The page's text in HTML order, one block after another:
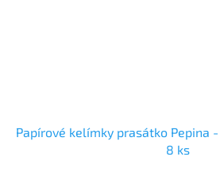
Papírové kelímky prasátko Pepina
8 ks